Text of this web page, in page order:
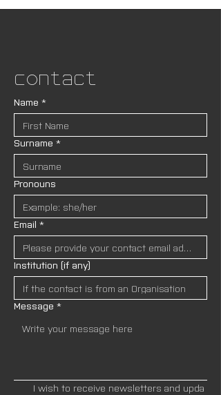
Contact
Name *
Surname *
Pronouns
Email *
Institution (if any)
Message *
I wish to receive newsletters and upda